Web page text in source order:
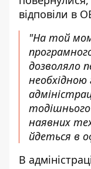
відповіли в
"На той
дозволяло
необхідною
наявних
йдеться в
В